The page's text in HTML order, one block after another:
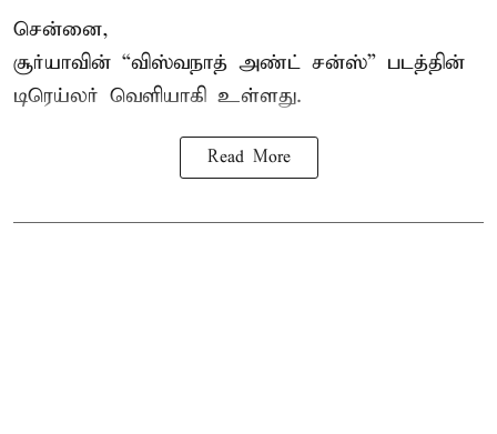
சென்னை,
சூர்யாவின் “விஸ்வநாத் அண்ட் சன்ஸ்” படத்தின்
டிரெய்லர் வெளியாகி உள்ளது.
Read More